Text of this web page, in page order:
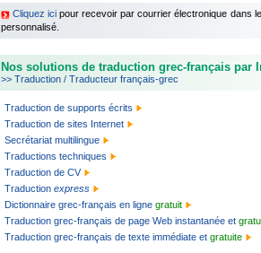
Cliquez ici pour recevoir par courrier électronique dans
personnalisé.
Nos solutions de traduction grec-français par
>> Traduction / Traducteur français-grec
Traduction de supports écrits
Traduction de sites Internet
Secrétariat multilingue
Traductions techniques
Traduction de CV
Traduction express
Dictionnaire grec-français en ligne gratuit
Traduction grec-français de page Web instantanée et
Traduction grec-français de texte immédiate et gratuite